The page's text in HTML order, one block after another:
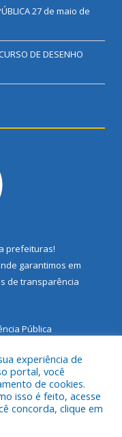
27 de maio de
DE DESENHO
prefeituras!
garantimos em
de transparência
Pública
Municipal de Santarém
experiência de
portal, você
de cookies.
isso é feito, acesse
concorda, clique em